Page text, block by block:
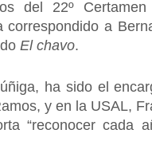
del 22º Certamen
a
El chavo.
ha sido el
y en la USAL,
“reconocer cada